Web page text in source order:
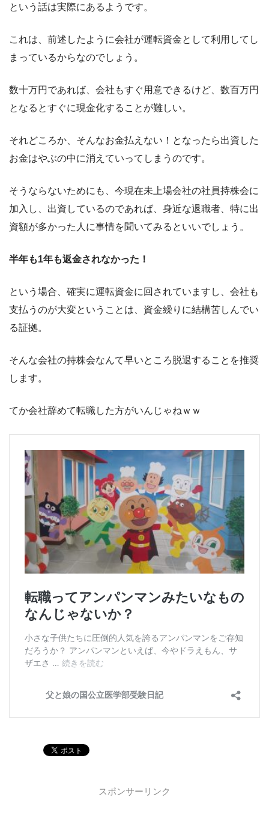
という話は実際にあるようです。
これは、前述したように会社が運転資金として利用してし
まっているからなのでしょう。
数十万円であれば、会社もすぐ用意できるけど、数百万円
となるとすぐに現金化することが難しい。
それどころか、そんなお金払えない！となったら出資した
お金はやぶの中に消えていってしまうのです。
そうならないためにも、今現在未上場会社の社員持株会に
加入し、出資しているのであれば、身近な退職者、特に出
資額が多かった人に事情を聞いてみるといいでしょう。
半年も1年も返金されなかった！
という場合、確実に運転資金に回されていますし、会社も
支払うのが大変ということは、資金繰りに結構苦しんでい
る証拠。
そんな会社の持株会なんて早いところ脱退することを推奨
します。
てか会社辞めて転職した方がいんじゃねｗｗ
スポンサーリンク